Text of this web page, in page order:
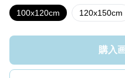
100x120cm 120x150cm
購入